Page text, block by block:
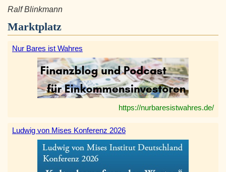
Ralf Blinkmann
Marktplatz
Nur Bares ist Wahres
https://nurbaresistwahres.de/
Ludwig von Mises Konferenz 2026